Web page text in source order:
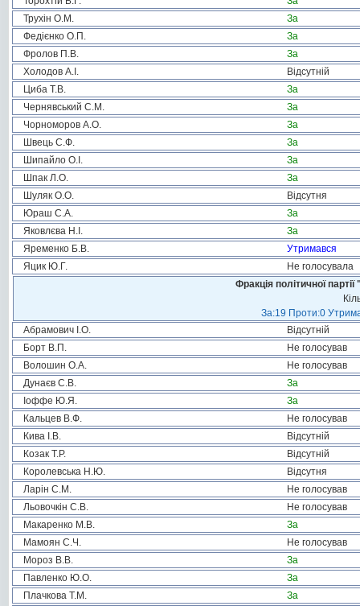
Трухін О.М.
За
Федієнко О.П.
За
Фролов П.В.
За
Холодов А.І.
Відсутній
Циба Т.В.
За
Чернявський С.М.
За
Чорноморов А.О.
За
Швець С.Ф.
За
Шипайло О.І.
За
Шпак Л.О.
За
Шуляк О.О.
Відсутня
Юраш С.А.
За
Яковлєва Н.І.
За
Яременко Б.В.
Утримався
Яцик Ю.Г.
Не голосувала
Фракція політичної
За:19 Проти:0
Абрамович І.О.
Відсутній
Борт В.П.
Не голосував
Волошин О.А.
Не голосував
Дунаєв С.В.
За
Іоффе Ю.Я.
За
Кальцев В.Ф.
Не голосував
Кива І.В.
Відсутній
Козак Т.Р.
Відсутній
Королевська Н.Ю.
Відсутня
Ларін С.М.
Не голосував
Льовочкін С.В.
Не голосував
Макаренко М.В.
За
Мамоян С.Ч.
Не голосував
Мороз В.В.
За
Павленко Ю.О.
За
Плачкова Т.М.
За